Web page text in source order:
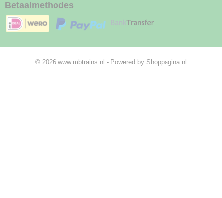
Betaalmethodes
© 2026 www.mbtrains.nl - Powered by Shoppagina.nl